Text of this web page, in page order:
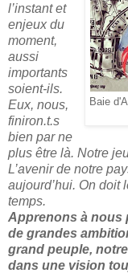
Baie
l’instant et
enjeux du
moment,
aussi
importants
soient-ils.
Eux, nous,
finiron.t.s
bien par ne
plus être là. Notre
L’avenir de notre
aujourd’hui. On doit
temps.
Apprenons à nous
de grandes
grand peuple,
dans une vision